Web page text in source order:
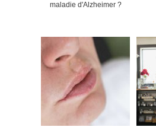
maladie d'Alzheimer ?